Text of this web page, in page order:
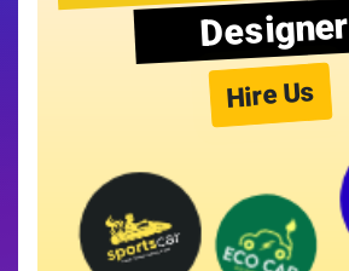
Designer
Hire Us